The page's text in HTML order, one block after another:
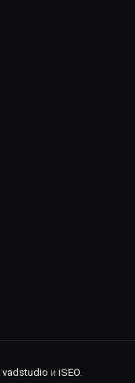
vadstudio и iSEO.